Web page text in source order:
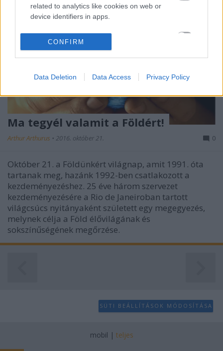
related to analytics like cookies on web or
device identifiers in apps.
I want to allow Google to enable storage
related to personalization.
I want to allow Google to enable storage
related to security, including authentication
functionality and fraud prevention, and other
user protection.
CONFIRM
Data Deletion Data Access Privacy Policy
Ma tegyél valamit a Földért!
Arthur Arthurus • 2016. október 21. 0
Október 21. a Földünkért világnap, amit 1991. óta
tartanak meg, hazánk 1992-ben csatlakozott a
kezdeményezéshez. 25 éve három szervezet
kezdeményezésére a Rio de Janeiroban tartott
világcsúcs nyitányaként született egy megegyezés,
melynek célja a Föld élővilágának és
sokszínűségének megőrzése.
SÜTI BEÁLLÍTÁSOK MÓDOSÍTÁSA
mobil | teljes